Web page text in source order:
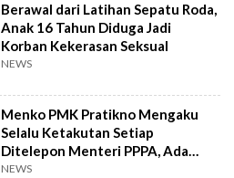
Berawal dari Latihan Sepatu Roda,
Anak 16 Tahun Diduga Jadi
Korban Kekerasan Seksual
NEWS
Menko PMK Pratikno Mengaku
Selalu Ketakutan Setiap
Ditelepon Menteri PPPA, Ada
Apa?
NEWS